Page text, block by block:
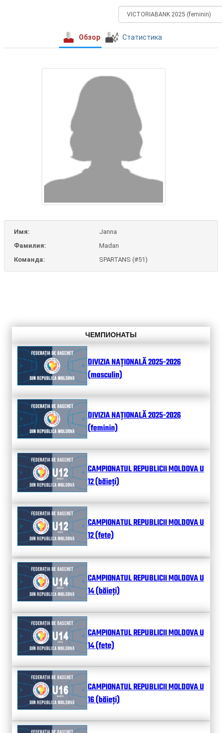
Обзор Статистика
Имя:
Janna
Фамилия:
Madan
Команда:
SPARTANS (#51)
ЧЕМПИОНАТЫ
DIVIZIA NAȚIONALĂ 2025-2026
(masculin)
DIVIZIA NAȚIONALĂ 2025-2026
(feminin)
CAMPIONATUL REPUBLICII MOLDOVA U
12 (băieți)
CAMPIONATUL REPUBLICII MOLDOVA U
12 (fete)
CAMPIONATUL REPUBLICII MOLDOVA U
14 (băieți)
CAMPIONATUL REPUBLICII MOLDOVA U
14 (fete)
CAMPIONATUL REPUBLICII MOLDOVA U
16 (băieți)